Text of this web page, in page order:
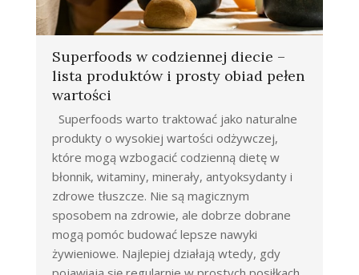
Superfoods w codziennej diecie –
lista produktów i prosty obiad pełen
wartości
Superfoods warto traktować jako naturalne
produkty o wysokiej wartości odżywczej,
które mogą wzbogacić codzienną dietę w
błonnik, witaminy, minerały, antyoksydanty i
zdrowe tłuszcze. Nie są magicznym
sposobem na zdrowie, ale dobrze dobrane
mogą pomóc budować lepsze nawyki
żywieniowe. Najlepiej działają wtedy, gdy